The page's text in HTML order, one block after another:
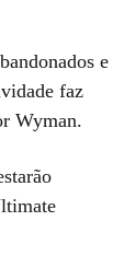
e
faz
Wyman.